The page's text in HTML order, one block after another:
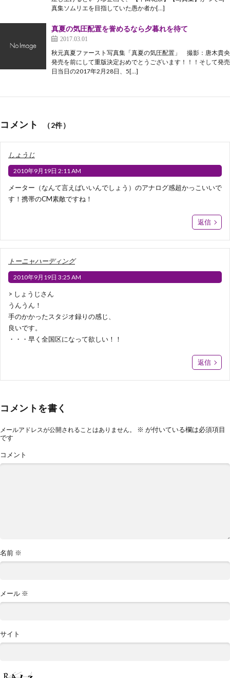
真集ソムリエを目指していた愚か者か[…]
真夏の気圧配置を誉めるなら夕暮れを待て
2017.03.01
秋元真夏ファースト写真集「真夏の気圧配置」 撮影：唐木貴央
発売を前にして重版決定おめでとうございます！！！そして発売
日当日の2017年2月28日、5[…]
コメント （2件）
しょうじ
2010年9月19日 2:11 AM
メーター（なんて言えばいいんでしょう）のアナログ感超かっこいいで
す！携帯のCM素敵ですね！
返信
トーニャハーディング
2010年9月19日 3:25 AM
> しょうじさん
うんうん！
手のかかったスタジオ録りの感じ、
良いです。
・・・早く全国区になって欲しい！！
返信
コメントを書く
メールアドレスが公開されることはありません。 ※ が付いている欄は必須項目
です
コメント
名前 ※
メール ※
サイト